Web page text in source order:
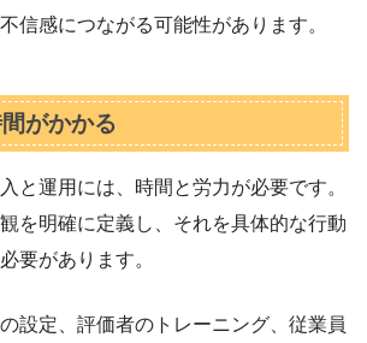
信感につながる可能性があります。
がかかる
と運用には、時間と労力が必要です。
を明確に定義し、それを具体的な行動
要があります。
設定、評価者のトレーニング、従業員